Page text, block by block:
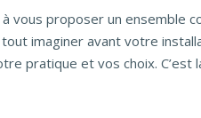
vous proposer un ensemble
imaginer avant votre
pratique et vos choix. C’est